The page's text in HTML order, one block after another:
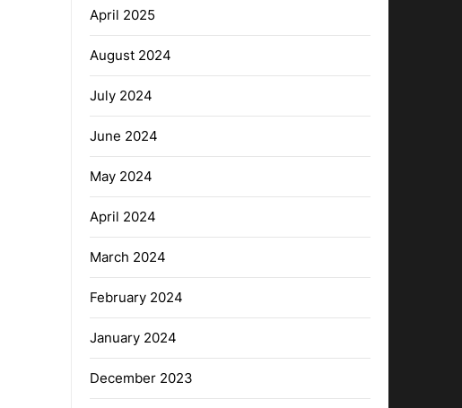
April 2025
August 2024
July 2024
June 2024
May 2024
April 2024
March 2024
February 2024
January 2024
December 2023